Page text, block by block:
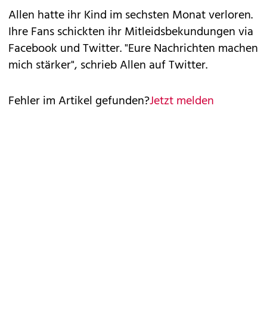
Allen hatte ihr Kind im sechsten Monat verloren.
Ihre Fans schickten ihr Mitleidsbekundungen via
Facebook und Twitter. "Eure Nachrichten machen
mich stärker", schrieb Allen auf Twitter.
Fehler im Artikel gefunden?Jetzt melden